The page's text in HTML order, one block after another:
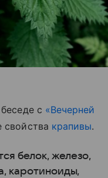
с «Вечерней
свойства крапивы.
белок, железо,
каротиноиды,